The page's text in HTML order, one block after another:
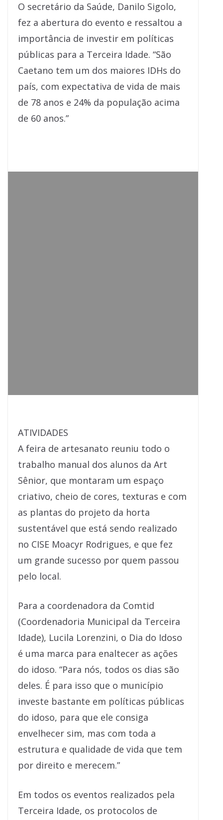
O secretário da Saúde, Danilo Sigolo,
fez a abertura do evento e ressaltou a
importância de investir em políticas
públicas para a Terceira Idade. “São
Caetano tem um dos maiores IDHs do
país, com expectativa de vida de mais
de 78 anos e 24% da população acima
de 60 anos.”
ATIVIDADES
A feira de artesanato reuniu todo o
trabalho manual dos alunos da Art
Sênior, que montaram um espaço
criativo, cheio de cores, texturas e com
as plantas do projeto da horta
sustentável que está sendo realizado
no CISE Moacyr Rodrigues, e que fez
um grande sucesso por quem passou
pelo local.
Para a coordenadora da Comtid
(Coordenadoria Municipal da Terceira
Idade), Lucila Lorenzini, o Dia do Idoso
é uma marca para enaltecer as ações
do idoso. “Para nós, todos os dias são
deles. É para isso que o município
investe bastante em políticas públicas
do idoso, para que ele consiga
envelhecer sim, mas com toda a
estrutura e qualidade de vida que tem
por direito e merecem.”
Em todos os eventos realizados pela
Terceira Idade, os protocolos de